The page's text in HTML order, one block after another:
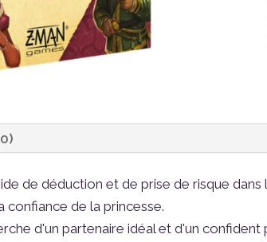
de déduction et de prise de risque
confiance de la princesse.
d'un partenaire idéal et d'un